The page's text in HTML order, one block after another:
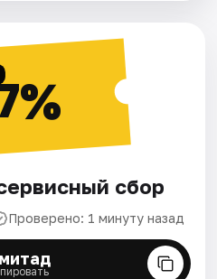
сбор
Проверено: 1 минуту назад